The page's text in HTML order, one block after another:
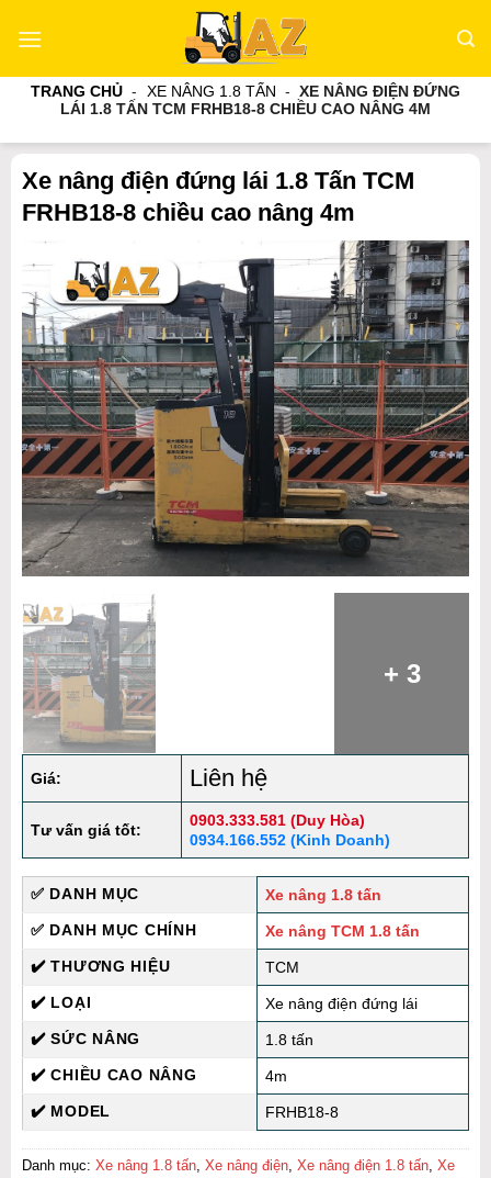
qua
dungTRANG CHỦ - XE NÂNG 1.8 TẤN - XE NÂNG ĐIỆN ĐỨNG
LÁI 1.8 TẤN TCM FRHB18-8 CHIỀU CAO NÂNG 4M
Xe nâng điện đứng lái 1.8 Tấn TCM
FRHB18-8 chiều cao nâng 4m
+ 3
Giá: Liên hệ
Tư vấn giá tốt:
0903.333.581 (Duy Hòa)
0934.166.552 (Kinh Doanh)
✅ DANH MỤC
Xe nâng 1.8 tấn
✅ DANH MỤC CHÍNH
Xe nâng TCM 1.8 tấn
✔️ THƯƠNG HIỆU
TCM
✔️ LOẠI
Xe nâng điện đứng lái
✔️ SỨC NÂNG
1.8 tấn
✔️ CHIỀU CAO NÂNG
4m
✔️ MODEL
FRHB18-8
Danh mục: Xe nâng 1.8 tấn, Xe nâng điện, Xe nâng điện 1.8 tấn, Xe